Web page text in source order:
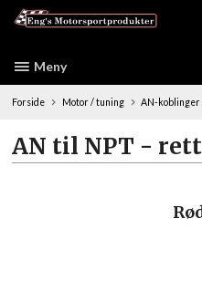
Meny
Forside Motor / tuning AN-koblinger
AN til NPT - rett